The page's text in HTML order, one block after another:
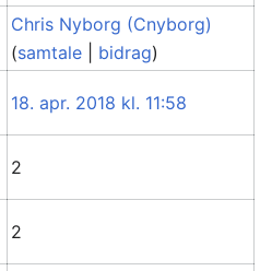
Chris Nyborg (Cnyborg)
(samtale bidrag)
18. apr. 2018 kl. 11:58
2
2